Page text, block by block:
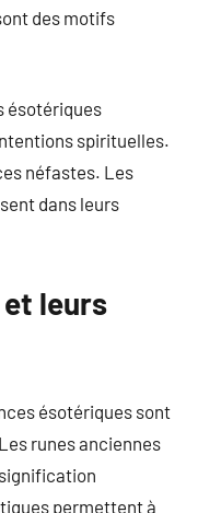
des motifs
ésotériques
spirituelles.
néfastes. Les
dans leurs
leurs
ésotériques sont
runes anciennes
permettent à